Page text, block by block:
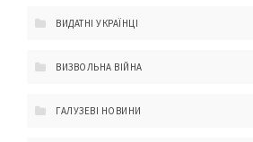
ВИДАТНІ УКРАЇНЦІ
ВИЗВОЛЬНА ВІЙНА
ГАЛУЗЕВІ НОВИНИ